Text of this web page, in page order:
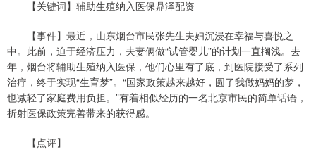
【关键词】辅助生殖纳入医保鼎泽配资
【事件】最近，山东烟台市民张先生夫妇沉浸在幸福与喜悦之
中。此前，迫于经济压力，夫妻俩做“试管婴儿”的计划一直搁浅。去
年，烟台将辅助生殖纳入医保，他们心里有了底，到医院接受了系列
治疗，终于实现“生育梦”。“国家政策越来越好，圆了我做妈妈的梦，
也减轻了家庭费用负担。”有着相似经历的一名北京市民的简单话语，
折射医保政策完善带来的获得感。
【点评】